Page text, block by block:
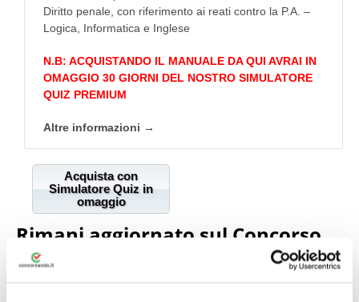
Diritto penale, con riferimento ai reati contro la P.A. –
Logica, Informatica e Inglese
N.B: ACQUISTANDO IL MANUALE DA QUI AVRAI IN
OMAGGIO 30 GIORNI DEL NOSTRO SIMULATORE
QUIZ PREMIUM
Altre informazioni →
Acquista con
Simulatore Quiz in
omaggio
Rimani aggiornato sul Concorso
Roma Capitale Nidi e infanzia